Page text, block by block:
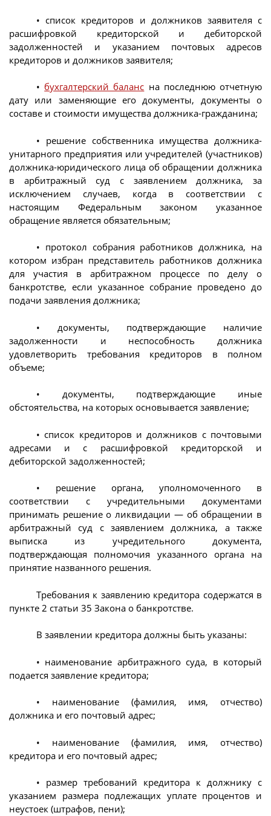
• список кредиторов и должников заявителя с
расшифровкой кредиторской и дебиторской
задолженностей и указанием почтовых адресов
кредиторов и должников заявителя;
•бухгалтерский баланс на последнюю отчетную
дату или заменяющие его документы, документы о
составе и стоимости имущества должника-гражданина;
• решение собственника имущества должника-
унитарного предприятия или учредителей (участников)
должника-юридического лица об обращении должника
в арбитражный суд с заявлением должника, за
исключением случаев, когда в соответствии с
настоящим Федеральным законом указанное
обращение является обязательным;
• протокол собрания работников должника, на
котором избран представитель работников должника
для участия в арбитражном процессе по делу о
банкротстве, если указанное собрание проведено до
подачи заявления должника;
• документы, подтверждающие наличие
задолженности и неспособность должника
удовлетворить требования кредиторов в полном
объеме;
• документы, подтверждающие иные
обстоятельства, на которых основывается заявление;
• список кредиторов и должников с почтовыми
адресами и с расшифровкой кредиторской и
дебиторской задолженностей;
• решение органа, уполномоченного в
соответствии с учредительными документами
принимать решение о ликвидации — об обращении в
арбитражный суд с заявлением должника, а также
выписка из учредительного документа,
подтверждающая полномочия указанного органа на
принятие названного решения.
Требования к заявлению кредитора содержатся в
пункте 2 статьи 35 Закона о банкротстве.
В заявлении кредитора должны быть указаны:
• наименование арбитражного суда, в который
подается заявление кредитора;
• наименование (фамилия, имя, отчество)
должника и его почтовый адрес;
• наименование (фамилия, имя, отчество)
кредитора и его почтовый адрес;
• размер требований кредитора к должнику с
указанием размера подлежащих уплате процентов и
неустоек (штрафов, пени);